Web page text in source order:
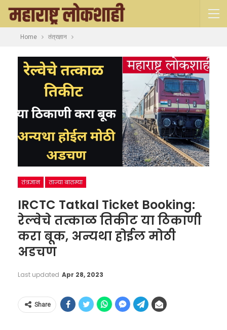
Home तंत्रज्ञान
तंत्रज्ञान ताज्या बातम्या
IRCTC Tatkal Ticket Booking:
रेल्वेचे तत्काळ तिकीट या ठिकाणी
करा बूक, अन्यथा होईल मोठी
अडचण
Last updated Apr 28, 2023
Share